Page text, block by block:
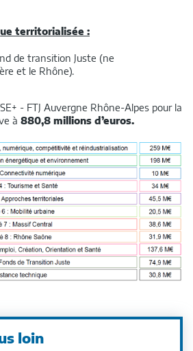
territorialisée :
de transition Juste (ne
et le Rhône).
- FTJ Auvergne Rhône-Alpes pour la
à 880,8 millions d’euros.
loin